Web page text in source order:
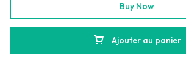
Ajouter au panier
Buy Now